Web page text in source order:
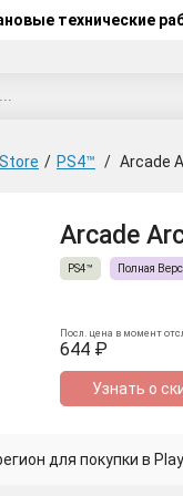
технические
/ PS4™ / Arcade
Arcade
PS4™ Полная
Посл. цена в момент
644 ₽
Узнать о
для покупки в